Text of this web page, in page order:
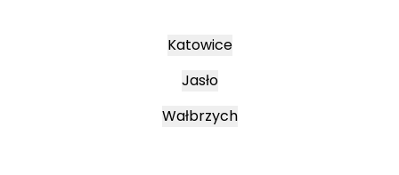
Katowice
Jasło
Wałbrzych